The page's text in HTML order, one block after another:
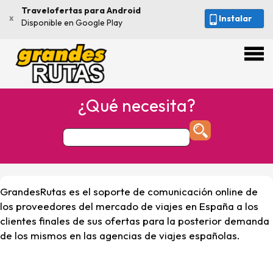
Instalar
x
Travelofertas para Android
Disponible en Google Play
¿Qué necesita?
GrandesRutas es el soporte de comunicación online de
los proveedores del mercado de viajes en España a los
clientes finales de sus ofertas para la posterior demanda
de los mismos en las agencias de viajes españolas.